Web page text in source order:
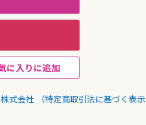
に入りに追加
式会社
（特定商取引法に基づく表示